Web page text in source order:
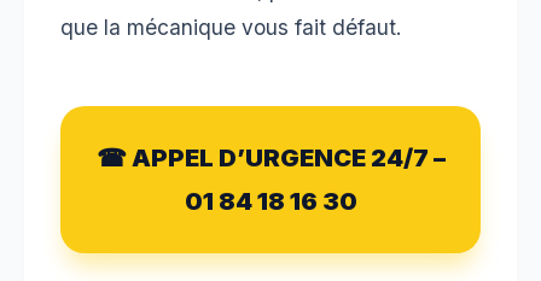
que la mécanique vous fait défaut.
☎ APPEL D’URGENCE 24/7 –
01 84 18 16 30